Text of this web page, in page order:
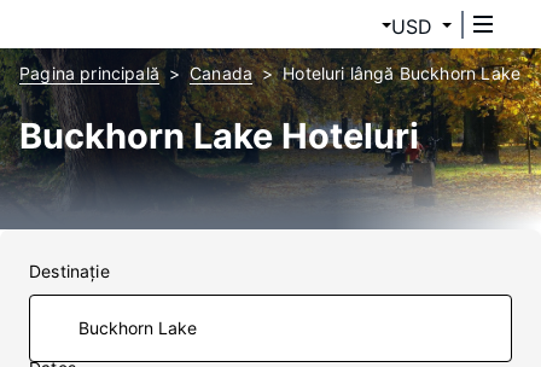
USD
Pagina principală Canada Hoteluri lângă Buckhorn Lake
Buckhorn Lake Hoteluri
Destinaţie